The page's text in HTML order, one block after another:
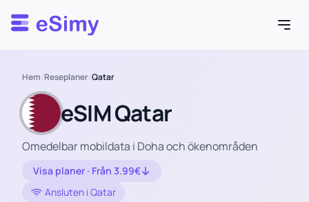
Esimy
Hem/Reseplaner/Qatar
eSIM Qatar
Omedelbar mobildata i Doha och ökenområden
Visa planer · Från 3.99€
Ansluten i Qatar